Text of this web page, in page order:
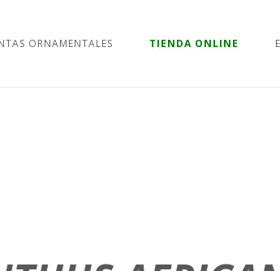
ORNAMENTALES TIENDA ONLINE